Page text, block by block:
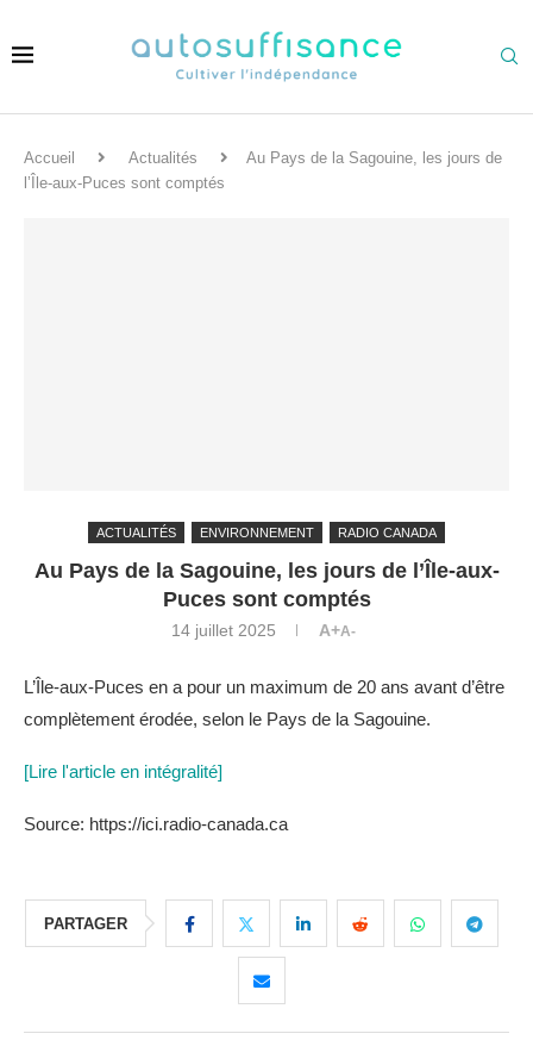
Accueil Actualités
Au Pays de la Sagouine, les jours de
l’Île-aux-Puces sont comptés
ACTUALITÉS ENVIRONNEMENT RADIO CANADA
Au Pays de la Sagouine, les jours de l’Île-aux-
Puces sont comptés
14 juillet 2025 A+A-
L’Île-aux-Puces en a pour un maximum de 20 ans avant d’être
complètement érodée, selon le Pays de la Sagouine.
[Lire l'article en intégralité]
Source: https://ici.radio-canada.ca
PARTAGER